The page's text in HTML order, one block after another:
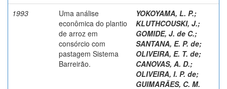
1993
Uma análise
econômica do plantio
de arroz em
consórcio com
pastagem Sistema
Barreirão.
YOKOYAMA, L. P.;
KLUTHCOUSKI, J.;
GOMIDE, J. de C.;
SANTANA, E. P. de;
OLIVEIRA, E. T. de;
CANOVAS, A. D.;
OLIVEIRA, I. P. de;
GUIMARÃES, C. M.